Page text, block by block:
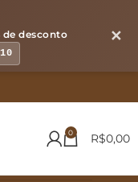
de desconto ✕
0 R$0,00